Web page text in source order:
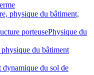
physique du bâtiment,
porteusePhysique du
du bâtiment
dynamique du sol de